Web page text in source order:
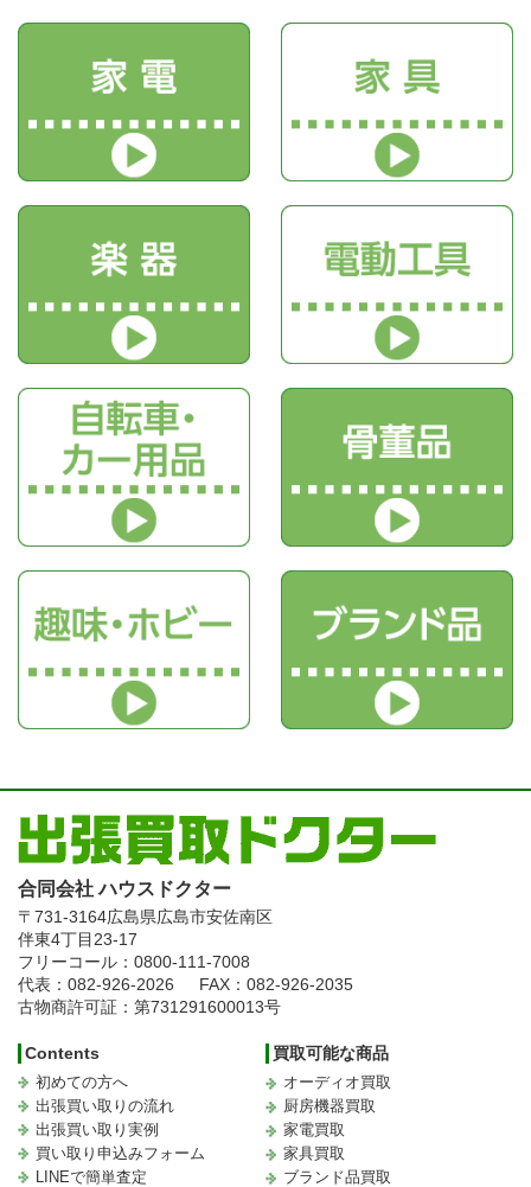
合同会社 ハウスドクター
〒731-3164広島県広島市安佐南区
伴東4丁目23-17
フリーコール：0800-111-7008
代表：082-926-2026
FAX：082-926-2035
古物商許可証：第731291600013号
Contents
初めての方へ
出張買い取りの流れ
出張買い取り実例
買い取り申込みフォーム
LINEで簡単査定
買取可能な商品
オーディオ買取
厨房機器買取
家電買取
家具買取
ブランド品買取